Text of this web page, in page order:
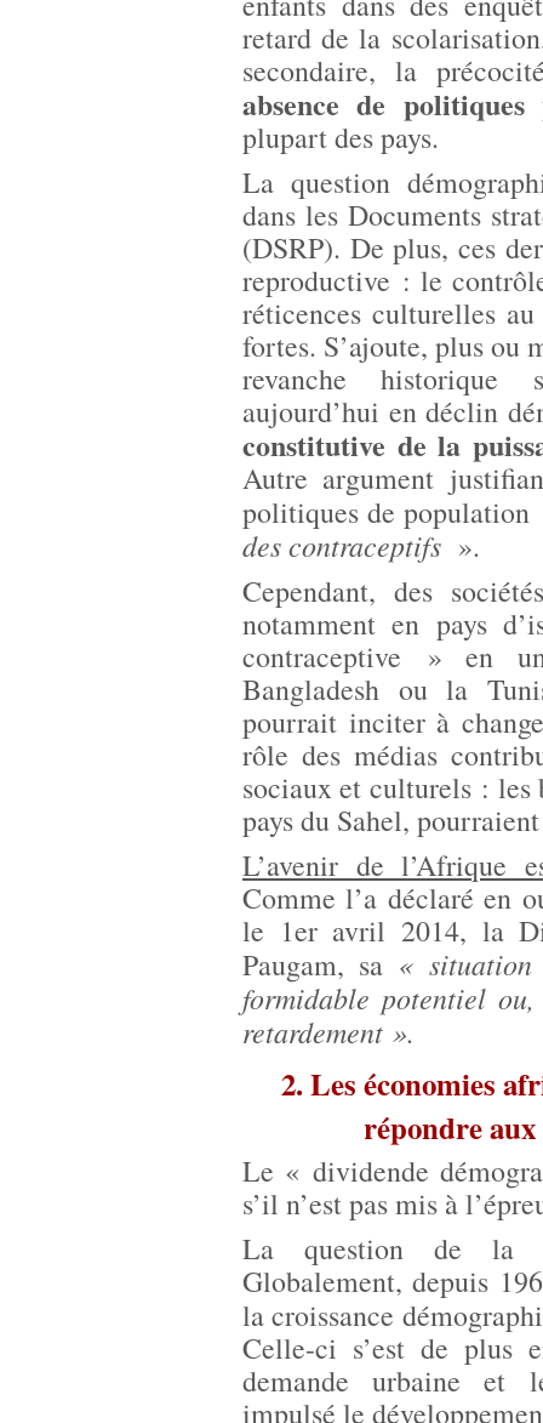
retard de la
secondaire, la
absence de
plupart des pays.
La question
dans les Documents
(DSRP). De plus, ces
reproductive : le
réticences culturelles
fortes. S’ajoute, plus ou
revanche historique
aujourd’hui en déclin
constitutive de la
Autre argument
politiques de
des contraceptifs ».
Cependant, des
notamment en pays
contraceptive » en
Bangladesh ou la
pourrait inciter à
rôle des médias
sociaux et culturels : les
pays du Sahel,
L’avenir de l’Afrique
Comme l’a déclaré en
le 1er avril 2014, la
Paugam, sa « situation
formidable potentiel
retardement ».
2. Les économies
répondre
Le « dividende
s’il n’est pas mis à
La question de la
Globalement, depuis
la croissance
Celle-ci s’est de plus
demande urbaine et
impulsé le